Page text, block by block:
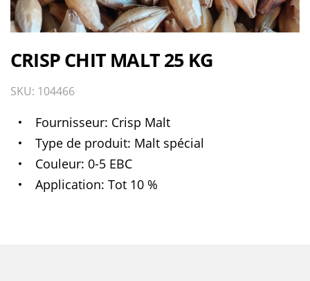
CRISP CHIT MALT 25 KG
SKU: 104466
Fournisseur Crisp Malt
Type de produit Malt spécial
Couleur 0-5 EBC
Application Tot 10 %